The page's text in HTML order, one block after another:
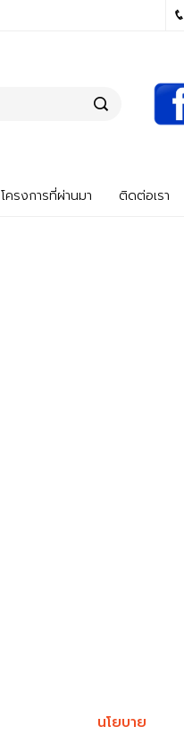
โครงการที่ผ่านมา ติดต่อเรา
นโยบาย